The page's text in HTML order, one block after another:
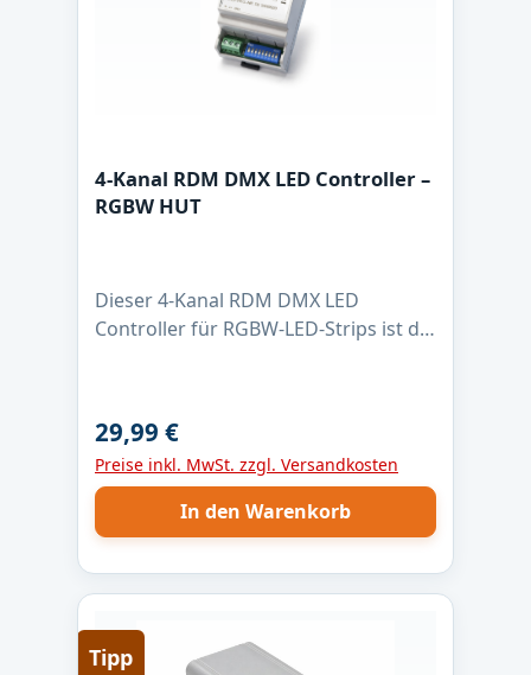
4-Kanal RDM DMX LED Controller –
RGBW HUT
Dieser 4-Kanal RDM DMX LED
Controller für RGBW-LED-Strips ist die
PWM-Dimmung und 1 kHz PWM-
Frequenz ermöglicht er eine absolut
flimmerfreie Steuerung – auch bei
langsamen Farbverläufen. Der
für saubere Masse-Schaltung. Dank
Regulärer Preis:
29,99 €
Preise inkl. MwSt. zzgl. Versandkosten
In den Warenkorb
Tipp